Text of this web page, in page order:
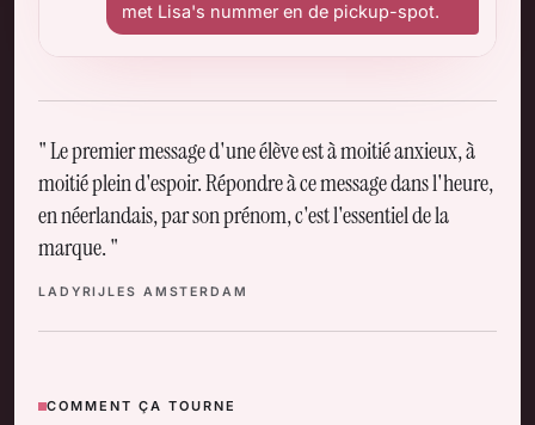
met Lisa's nummer en de pickup-spot.
Le premier message d'une élève est à moitié anxieux, à
moitié plein d'espoir. Répondre à ce message dans l'heure,
en néerlandais, par son prénom, c'est l'essentiel de la
marque.
LADYRIJLES AMSTERDAM
COMMENT ÇA TOURNE